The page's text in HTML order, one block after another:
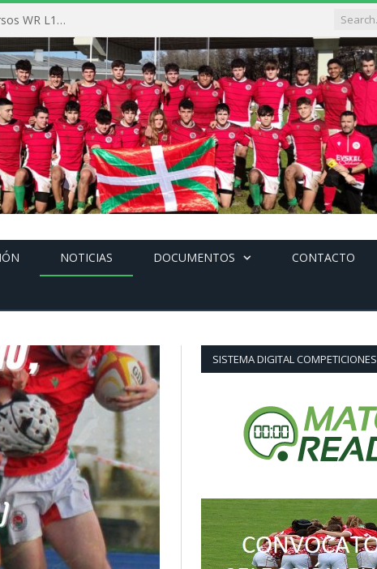
La Federación Vasca de Rugby organiza en Getxo los cursos WR L1, WR L2 y N1 durante el mes de septiembre
NOTICIAS DOCUMENTOS CONTACTO
SISTEMA DIGITAL COMPETICIONES